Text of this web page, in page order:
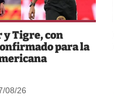
y Tigre, con
para la
08/26